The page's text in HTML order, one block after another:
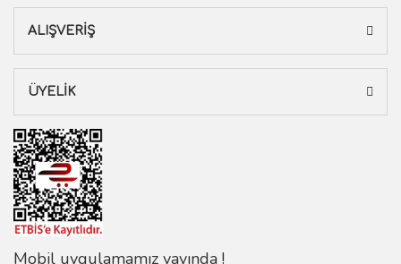
ALIŞVERİŞ
ÜYELİK
Mobil uygulamamız yayında !